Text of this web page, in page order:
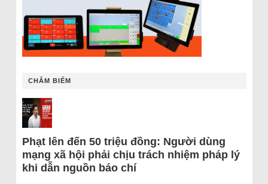
CHÂM BIẾM
Phạt lên đến 50 triệu đồng: Người dùng
mạng xã hội phải chịu trách nhiệm pháp lý
khi dẫn nguồn báo chí